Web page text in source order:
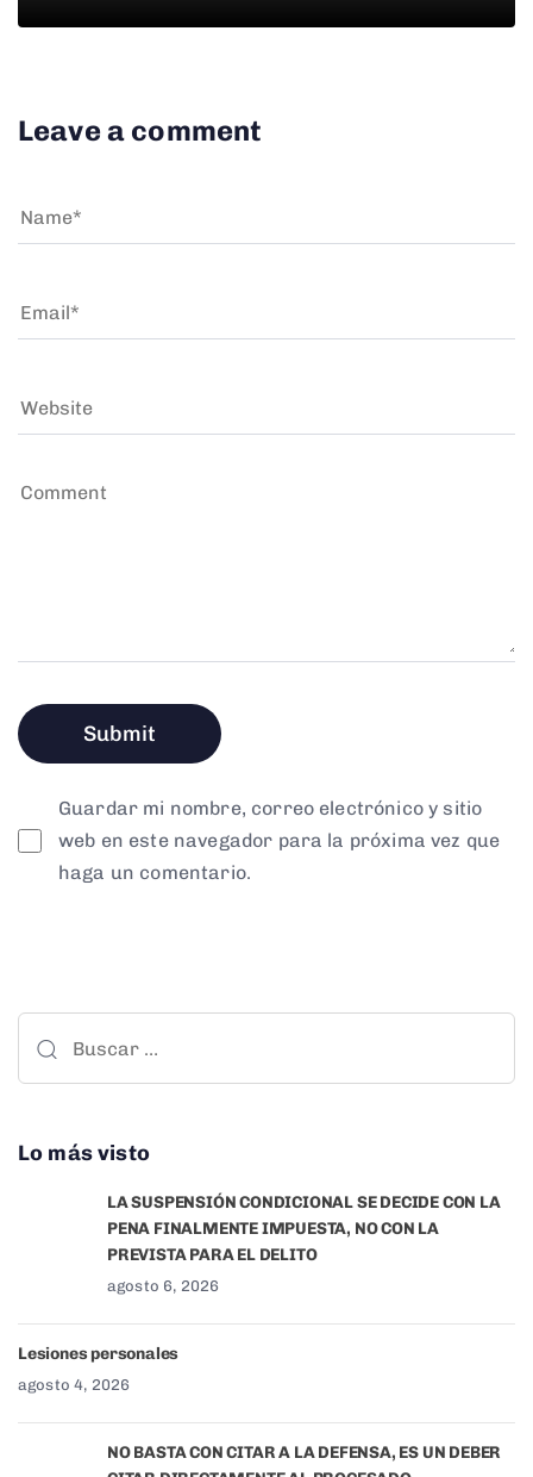
Leave a comment
Guardar mi nombre, correo electrónico y sitio
web en este navegador para la próxima vez que
haga un comentario.
Lo más visto
LA SUSPENSIÓN CONDICIONAL SE DECIDE CON LA
PENA FINALMENTE IMPUESTA, NO CON LA
PREVISTA PARA EL DELITO
agosto 6, 2026
Lesiones personales
agosto 4, 2026
NO BASTA CON CITAR A LA DEFENSA, ES UN DEBER